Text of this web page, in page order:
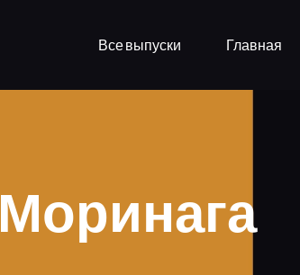
Все выпуски Главная
Моринага